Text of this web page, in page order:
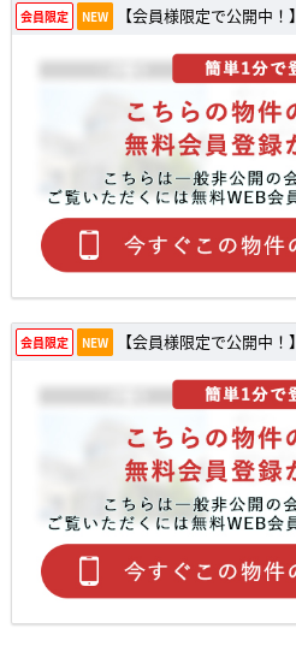
会員限定 NEW 【会員様限定で公開中！】
会員限定 NEW 【会員様限定で公開中！】